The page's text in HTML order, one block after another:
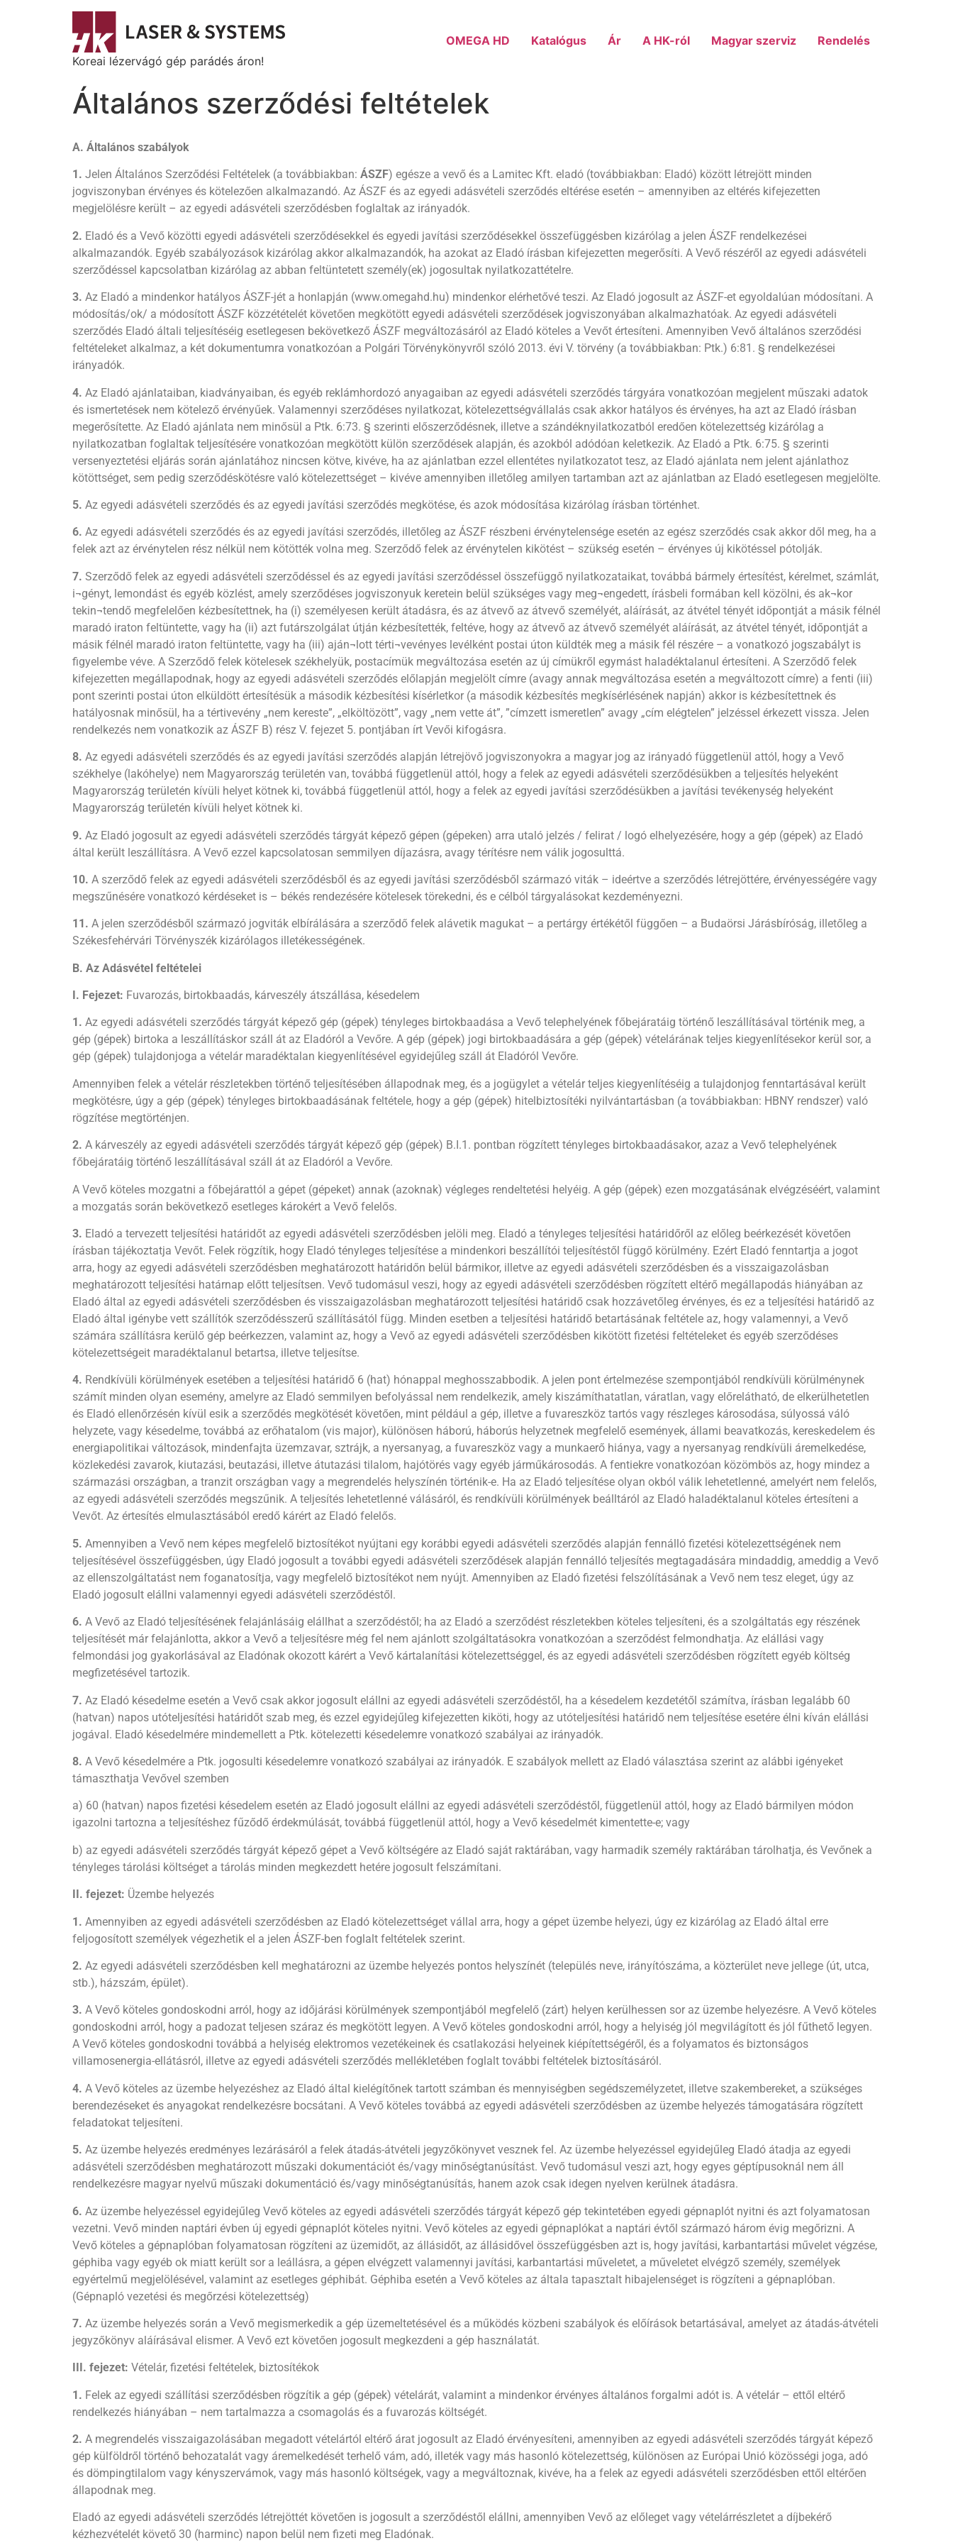
Koreai lézervágó gép parádés áron!
OMEGA HD Katalógus Ár A HK-ról Magyar szerviz Rendelés
Általános szerződési feltételek
A. Általános szabályok
1. Jelen Általános Szerződési Feltételek (a továbbiakban: ÁSZF) egésze a vevő és a Lamitec Kft. eladó (továbbiakban: Eladó) között létrejött minden
jogviszonyban érvényes és kötelezően alkalmazandó. Az ÁSZF és az egyedi adásvételi szerződés eltérése esetén – amennyiben az eltérés kifejezetten
megjelölésre került – az egyedi adásvételi szerződésben foglaltak az irányadók.
2. Eladó és a Vevő közötti egyedi adásvételi szerződésekkel és egyedi javítási szerződésekkel összefüggésben kizárólag a jelen ÁSZF rendelkezései
alkalmazandók. Egyéb szabályozások kizárólag akkor alkalmazandók, ha azokat az Eladó írásban kifejezetten megerősíti. A Vevő részéről az egyedi adásvételi
szerződéssel kapcsolatban kizárólag az abban feltüntetett személy(ek) jogosultak nyilatkozattételre.
3. Az Eladó a mindenkor hatályos ÁSZF-jét a honlapján (www.omegahd.hu) mindenkor elérhetővé teszi. Az Eladó jogosult az ÁSZF-et egyoldalúan módosítani. A
módosítás/ok/ a módosított ÁSZF közzétételét követően megkötött egyedi adásvételi szerződések jogviszonyában alkalmazhatóak. Az egyedi adásvételi
szerződés Eladó általi teljesítéséig esetlegesen bekövetkező ÁSZF megváltozásáról az Eladó köteles a Vevőt értesíteni. Amennyiben Vevő általános szerződési
feltételeket alkalmaz, a két dokumentumra vonatkozóan a Polgári Törvénykönyvről szóló 2013. évi V. törvény (a továbbiakban: Ptk.) 6:81. § rendelkezései
irányadók.
4. Az Eladó ajánlataiban, kiadványaiban, és egyéb reklámhordozó anyagaiban az egyedi adásvételi szerződés tárgyára vonatkozóan megjelent műszaki adatok
és ismertetések nem kötelező érvényűek. Valamennyi szerződéses nyilatkozat, kötelezettségvállalás csak akkor hatályos és érvényes, ha azt az Eladó írásban
megerősítette. Az Eladó ajánlata nem minősül a Ptk. 6:73. § szerinti előszerződésnek, illetve a szándéknyilatkozatból eredően kötelezettség kizárólag a
nyilatkozatban foglaltak teljesítésére vonatkozóan megkötött külön szerződések alapján, és azokból adódóan keletkezik. Az Eladó a Ptk. 6:75. § szerinti
versenyeztetési eljárás során ajánlatához nincsen kötve, kivéve, ha az ajánlatban ezzel ellentétes nyilatkozatot tesz, az Eladó ajánlata nem jelent ajánlathoz
kötöttséget, sem pedig szerződéskötésre való kötelezettséget – kivéve amennyiben illetőleg amilyen tartamban azt az ajánlatban az Eladó esetlegesen megjelölte.
5. Az egyedi adásvételi szerződés és az egyedi javítási szerződés megkötése, és azok módosítása kizárólag írásban történhet.
6. Az egyedi adásvételi szerződés és az egyedi javítási szerződés, illetőleg az ÁSZF részbeni érvénytelensége esetén az egész szerződés csak akkor dől meg, ha a
felek azt az érvénytelen rész nélkül nem kötötték volna meg. Szerződő felek az érvénytelen kikötést – szükség esetén – érvényes új kikötéssel pótolják.
7. Szerződő felek az egyedi adásvételi szerződéssel és az egyedi javítási szerződéssel összefüggő nyilatkozataikat, továbbá bármely értesítést, kérelmet, számlát,
i¬gényt, lemondást és egyéb közlést, amely szerződéses jogviszonyuk keretein belül szükséges vagy meg¬engedett, írásbeli formában kell közölni, és ak¬kor
tekin¬tendő megfelelően kézbesítettnek, ha (i) személyesen került átadásra, és az átvevő az átvevő személyét, aláírását, az átvétel tényét időpontját a másik félnél
maradó iraton feltüntette, vagy ha (ii) azt futárszolgálat útján kézbesítették, feltéve, hogy az átvevő az átvevő személyét aláírását, az átvétel tényét, időpontját a
másik félnél maradó iraton feltüntette, vagy ha (iii) aján¬lott térti¬vevényes levélként postai úton küldték meg a másik fél részére – a vonatkozó jogszabályt is
figyelembe véve. A Szerződő felek kötelesek székhelyük, postacímük megváltozása esetén az új címükről egymást haladéktalanul értesíteni. A Szerződő felek
kifejezetten megállapodnak, hogy az egyedi adásvételi szerződés előlapján megjelölt címre (avagy annak megváltozása esetén a megváltozott címre) a fenti (iii)
pont szerinti postai úton elküldött értesítésük a második kézbesítési kísérletkor (a második kézbesítés megkísérlésének napján) akkor is kézbesítettnek és
hatályosnak minősül, ha a tértivevény „nem kereste”, „elköltözött”, vagy „nem vette át”, ”címzett ismeretlen” avagy „cím elégtelen” jelzéssel érkezett vissza. Jelen
rendelkezés nem vonatkozik az ÁSZF B) rész V. fejezet 5. pontjában írt Vevői kifogásra.
8. Az egyedi adásvételi szerződés és az egyedi javítási szerződés alapján létrejövő jogviszonyokra a magyar jog az irányadó függetlenül attól, hogy a Vevő
székhelye (lakóhelye) nem Magyarország területén van, továbbá függetlenül attól, hogy a felek az egyedi adásvételi szerződésükben a teljesítés helyeként
Magyarország területén kívüli helyet kötnek ki, továbbá függetlenül attól, hogy a felek az egyedi javítási szerződésükben a javítási tevékenység helyeként
Magyarország területén kívüli helyet kötnek ki.
9. Az Eladó jogosult az egyedi adásvételi szerződés tárgyát képező gépen (gépeken) arra utaló jelzés / felirat / logó elhelyezésére, hogy a gép (gépek) az Eladó
által került leszállításra. A Vevő ezzel kapcsolatosan semmilyen díjazásra, avagy térítésre nem válik jogosulttá.
10. A szerződő felek az egyedi adásvételi szerződésből és az egyedi javítási szerződésből származó viták – ideértve a szerződés létrejöttére, érvényességére vagy
megszűnésére vonatkozó kérdéseket is – békés rendezésére kötelesek törekedni, és e célból tárgyalásokat kezdeményezni.
11. A jelen szerződésből származó jogviták elbírálására a szerződő felek alávetik magukat – a pertárgy értékétől függően – a Budaörsi Járásbíróság, illetőleg a
Székesfehérvári Törvényszék kizárólagos illetékességének.
B. Az Adásvétel feltételei
I. Fejezet: Fuvarozás, birtokbaadás, kárveszély átszállása, késedelem
1. Az egyedi adásvételi szerződés tárgyát képező gép (gépek) tényleges birtokbaadása a Vevő telephelyének főbejáratáig történő leszállításával történik meg, a
gép (gépek) birtoka a leszállításkor száll át az Eladóról a Vevőre. A gép (gépek) jogi birtokbaadására a gép (gépek) vételárának teljes kiegyenlítésekor kerül sor, a
gép (gépek) tulajdonjoga a vételár maradéktalan kiegyenlítésével egyidejűleg száll át Eladóról Vevőre.
Amennyiben felek a vételár részletekben történő teljesítésében állapodnak meg, és a jogügylet a vételár teljes kiegyenlítéséig a tulajdonjog fenntartásával került
megkötésre, úgy a gép (gépek) tényleges birtokbaadásának feltétele, hogy a gép (gépek) hitelbiztosítéki nyilvántartásban (a továbbiakban: HBNY rendszer) való
rögzítése megtörténjen.
2. A kárveszély az egyedi adásvételi szerződés tárgyát képező gép (gépek) B.I.1. pontban rögzített tényleges birtokbaadásakor, azaz a Vevő telephelyének
főbejáratáig történő leszállításával száll át az Eladóról a Vevőre.
A Vevő köteles mozgatni a főbejárattól a gépet (gépeket) annak (azoknak) végleges rendeltetési helyéig. A gép (gépek) ezen mozgatásának elvégzéséért, valamint
a mozgatás során bekövetkező esetleges károkért a Vevő felelős.
3. Eladó a tervezett teljesítési határidőt az egyedi adásvételi szerződésben jelöli meg. Eladó a tényleges teljesítési határidőről az előleg beérkezését követően
írásban tájékoztatja Vevőt. Felek rögzítik, hogy Eladó tényleges teljesítése a mindenkori beszállítói teljesítéstől függő körülmény. Ezért Eladó fenntartja a jogot
arra, hogy az egyedi adásvételi szerződésben meghatározott határidőn belül bármikor, illetve az egyedi adásvételi szerződésben és a visszaigazolásban
meghatározott teljesítési határnap előtt teljesítsen. Vevő tudomásul veszi, hogy az egyedi adásvételi szerződésben rögzített eltérő megállapodás hiányában az
Eladó által az egyedi adásvételi szerződésben és visszaigazolásban meghatározott teljesítési határidő csak hozzávetőleg érvényes, és ez a teljesítési határidő az
Eladó által igénybe vett szállítók szerződésszerű szállításától függ. Minden esetben a teljesítési határidő betartásának feltétele az, hogy valamennyi, a Vevő
számára szállításra kerülő gép beérkezzen, valamint az, hogy a Vevő az egyedi adásvételi szerződésben kikötött fizetési feltételeket és egyéb szerződéses
kötelezettségeit maradéktalanul betartsa, illetve teljesítse.
4. Rendkívüli körülmények esetében a teljesítési határidő 6 (hat) hónappal meghosszabbodik. A jelen pont értelmezése szempontjából rendkívüli körülménynek
számít minden olyan esemény, amelyre az Eladó semmilyen befolyással nem rendelkezik, amely kiszámíthatatlan, váratlan, vagy előrelátható, de elkerülhetetlen
és Eladó ellenőrzésén kívül esik a szerződés megkötését követően, mint például a gép, illetve a fuvareszköz tartós vagy részleges károsodása, súlyossá váló
helyzete, vagy késedelme, továbbá az erőhatalom (vis major), különösen háború, háborús helyzetnek megfelelő események, állami beavatkozás, kereskedelem és
energiapolitikai változások, mindenfajta üzemzavar, sztrájk, a nyersanyag, a fuvareszköz vagy a munkaerő hiánya, vagy a nyersanyag rendkívüli áremelkedése,
közlekedési zavarok, kiutazási, beutazási, illetve átutazási tilalom, hajótörés vagy egyéb járműkárosodás. A fentiekre vonatkozóan közömbös az, hogy mindez a
származási országban, a tranzit országban vagy a megrendelés helyszínén történik-e. Ha az Eladó teljesítése olyan okból válik lehetetlenné, amelyért nem felelős,
az egyedi adásvételi szerződés megszűnik. A teljesítés lehetetlenné válásáról, és rendkívüli körülmények beálltáról az Eladó haladéktalanul köteles értesíteni a
Vevőt. Az értesítés elmulasztásából eredő kárért az Eladó felelős.
5. Amennyiben a Vevő nem képes megfelelő biztosítékot nyújtani egy korábbi egyedi adásvételi szerződés alapján fennálló fizetési kötelezettségének nem
teljesítésével összefüggésben, úgy Eladó jogosult a további egyedi adásvételi szerződések alapján fennálló teljesítés megtagadására mindaddig, ameddig a Vevő
az ellenszolgáltatást nem foganatosítja, vagy megfelelő biztosítékot nem nyújt. Amennyiben az Eladó fizetési felszólításának a Vevő nem tesz eleget, úgy az
Eladó jogosult elállni valamennyi egyedi adásvételi szerződéstől.
6. A Vevő az Eladó teljesítésének felajánlásáig elállhat a szerződéstől; ha az Eladó a szerződést részletekben köteles teljesíteni, és a szolgáltatás egy részének
teljesítését már felajánlotta, akkor a Vevő a teljesítésre még fel nem ajánlott szolgáltatásokra vonatkozóan a szerződést felmondhatja. Az elállási vagy
felmondási jog gyakorlásával az Eladónak okozott kárért a Vevő kártalanítási kötelezettséggel, és az egyedi adásvételi szerződésben rögzített egyéb költség
megfizetésével tartozik.
7. Az Eladó késedelme esetén a Vevő csak akkor jogosult elállni az egyedi adásvételi szerződéstől, ha a késedelem kezdetétől számítva, írásban legalább 60
(hatvan) napos utóteljesítési határidőt szab meg, és ezzel egyidejűleg kifejezetten kiköti, hogy az utóteljesítési határidő nem teljesítése esetére élni kíván elállási
jogával. Eladó késedelmére mindemellett a Ptk. kötelezetti késedelemre vonatkozó szabályai az irányadók.
8. A Vevő késedelmére a Ptk. jogosulti késedelemre vonatkozó szabályai az irányadók. E szabályok mellett az Eladó választása szerint az alábbi igényeket
támaszthatja Vevővel szemben
a) 60 (hatvan) napos fizetési késedelem esetén az Eladó jogosult elállni az egyedi adásvételi szerződéstől, függetlenül attól, hogy az Eladó bármilyen módon
igazolni tartozna a teljesítéshez fűződő érdekmúlását, továbbá függetlenül attól, hogy a Vevő késedelmét kimentette-e; vagy
b) az egyedi adásvételi szerződés tárgyát képező gépet a Vevő költségére az Eladó saját raktárában, vagy harmadik személy raktárában tárolhatja, és Vevőnek a
tényleges tárolási költséget a tárolás minden megkezdett hetére jogosult felszámítani.
II. fejezet: Üzembe helyezés
1. Amennyiben az egyedi adásvételi szerződésben az Eladó kötelezettséget vállal arra, hogy a gépet üzembe helyezi, úgy ez kizárólag az Eladó által erre
feljogosított személyek végezhetik el a jelen ÁSZF-ben foglalt feltételek szerint.
2. Az egyedi adásvételi szerződésben kell meghatározni az üzembe helyezés pontos helyszínét (település neve, irányítószáma, a közterület neve jellege (út, utca,
stb.), házszám, épület).
3. A Vevő köteles gondoskodni arról, hogy az időjárási körülmények szempontjából megfelelő (zárt) helyen kerülhessen sor az üzembe helyezésre. A Vevő köteles
gondoskodni arról, hogy a padozat teljesen száraz és megkötött legyen. A Vevő köteles gondoskodni arról, hogy a helyiség jól megvilágított és jól fűthető legyen.
A Vevő köteles gondoskodni továbbá a helyiség elektromos vezetékeinek és csatlakozási helyeinek kiépítettségéről, és a folyamatos és biztonságos
villamosenergia-ellátásról, illetve az egyedi adásvételi szerződés mellékletében foglalt további feltételek biztosításáról.
4. A Vevő köteles az üzembe helyezéshez az Eladó által kielégítőnek tartott számban és mennyiségben segédszemélyzetet, illetve szakembereket, a szükséges
berendezéseket és anyagokat rendelkezésre bocsátani. A Vevő köteles továbbá az egyedi adásvételi szerződésben az üzembe helyezés támogatására rögzített
feladatokat teljesíteni.
5. Az üzembe helyezés eredményes lezárásáról a felek átadás-átvételi jegyzőkönyvet vesznek fel. Az üzembe helyezéssel egyidejűleg Eladó átadja az egyedi
adásvételi szerződésben meghatározott műszaki dokumentációt és/vagy minőségtanúsítást. Vevő tudomásul veszi azt, hogy egyes géptípusoknál nem áll
rendelkezésre magyar nyelvű műszaki dokumentáció és/vagy minőségtanúsítás, hanem azok csak idegen nyelven kerülnek átadásra.
6. Az üzembe helyezéssel egyidejűleg Vevő köteles az egyedi adásvételi szerződés tárgyát képező gép tekintetében egyedi gépnaplót nyitni és azt folyamatosan
vezetni. Vevő minden naptári évben új egyedi gépnaplót köteles nyitni. Vevő köteles az egyedi gépnaplókat a naptári évtől származó három évig megőrizni. A
Vevő köteles a gépnaplóban folyamatosan rögzíteni az üzemidőt, az állásidőt, az állásidővel összefüggésben azt is, hogy javítási, karbantartási művelet végzése,
géphiba vagy egyéb ok miatt került sor a leállásra, a gépen elvégzett valamennyi javítási, karbantartási műveletet, a műveletet elvégző személy, személyek
egyértelmű megjelölésével, valamint az esetleges géphibát. Géphiba esetén a Vevő köteles az általa tapasztalt hibajelenséget is rögzíteni a gépnaplóban.
(Gépnapló vezetési és megőrzési kötelezettség)
7. Az üzembe helyezés során a Vevő megismerkedik a gép üzemeltetésével és a működés közbeni szabályok és előírások betartásával, amelyet az átadás-átvételi
jegyzőkönyv aláírásával elismer. A Vevő ezt követően jogosult megkezdeni a gép használatát.
III. fejezet: Vételár, fizetési feltételek, biztosítékok
1. Felek az egyedi szállítási szerződésben rögzítik a gép (gépek) vételárát, valamint a mindenkor érvényes általános forgalmi adót is. A vételár – ettől eltérő
rendelkezés hiányában – nem tartalmazza a csomagolás és a fuvarozás költségét.
2. A megrendelés visszaigazolásában megadott vételártól eltérő árat jogosult az Eladó érvényesíteni, amennyiben az egyedi adásvételi szerződés tárgyát képező
gép külföldről történő behozatalát vagy áremelkedését terhelő vám, adó, illeték vagy más hasonló kötelezettség, különösen az Európai Unió közösségi joga, adó
és dömpingtilalom vagy kényszervámok, vagy más hasonló költségek, vagy a megváltoznak, kivéve, ha a felek az egyedi adásvételi szerződésben ettől eltérően
állapodnak meg.
Eladó az egyedi adásvételi szerződés létrejöttét követően is jogosult a szerződéstől elállni, amennyiben Vevő az előleget vagy vételárrészletet a díjbekérő
kézhezvételét követő 30 (harminc) napon belül nem fizeti meg Eladónak.